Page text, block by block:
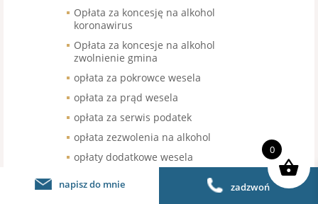
Opłata za koncesję na alkohol
koronawirus
Opłata za koncesje na alkohol
zwolnienie gmina
opłata za pokrowce wesela
opłata za prąd wesela
opłata za serwis podatek
opłata zezwolenia na alkohol
opłaty dodatkowe wesela
opodatkowanie sprzedaży kawy
napisz do mnie zadzwoń
0